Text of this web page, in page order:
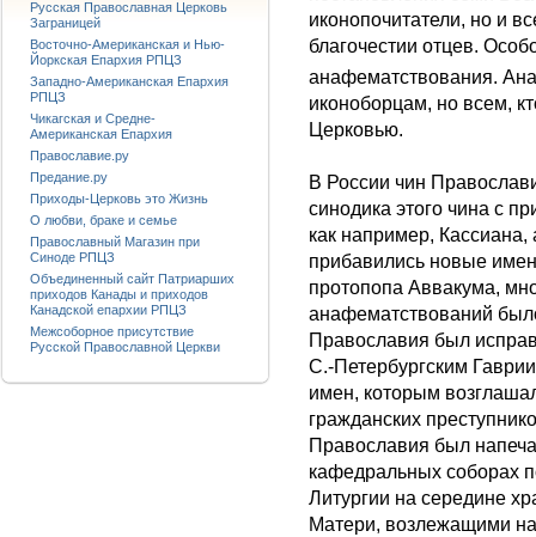
иконопочитатели, но и
благочестии отцев.
анафематствования.
иконоборцам, но всем,
Церковью.
В России чин
синодика этого чина с
как например,
прибавились новые
протопопа Аввакума,
анафематствований
Православия был
С.-Петербургским
имен, которым
гражданских
Православия был
кафедральных соборах
Литургии на середине
Матери, возлежащими
Русская Православная Церковь
Заграницей
Восточно-Американская и Нью-
Йоркская Епархия РПЦЗ
Западно-Американская Епархия
РПЦЗ
Чикагская и Средне-
Американская Епархия
Православие.ру
Предание.ру
Приходы-Церковь это Жизнь
О любви, браке и семье
Православный Магазин при
Синоде РПЦЗ
Объединенный сайт Патриарших
приходов Канады и приходов
Канадской епархии РПЦЗ
Межсоборное присутствие
Русской Православной Церкви